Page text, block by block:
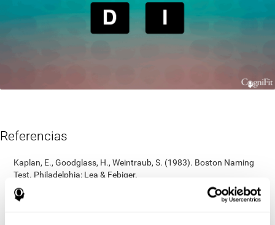
Referencias
Kaplan, E., Goodglass, H., Weintraub, S. (1983). Boston Naming
Test. Philadelphia: Lea & Febiger.
Wechsler, D. (1997). WAIS-III: Wechsler Adult Intelligence Scale -
Third edition administration and scoring manual. San Antonio,